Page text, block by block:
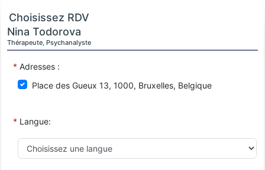
Choisissez RDV
Nina Todorova
Thérapeute, Psychanalyste
* Adresses :
Place des Gueux 13, 1000, Bruxelles, Belgique
* Langue: